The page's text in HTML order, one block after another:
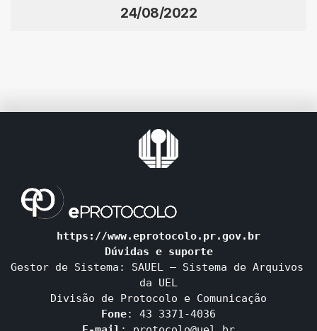
24/08/2022
https://www.eprotocolo.pr.gov.br
Dúvidas e suporte
Gestor de Sistema: SAUEL – Sistema de Arquivos
da UEL
Fone